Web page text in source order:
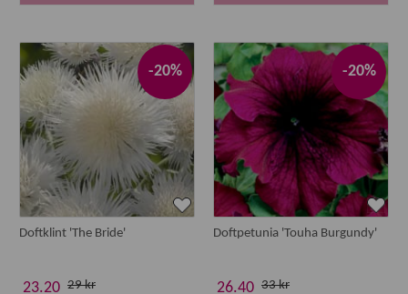
-20%
Doftklint 'The Bride'
23.20 29 kr
-20%
Doftpetunia 'Touha Burgundy'
26.40 33 kr